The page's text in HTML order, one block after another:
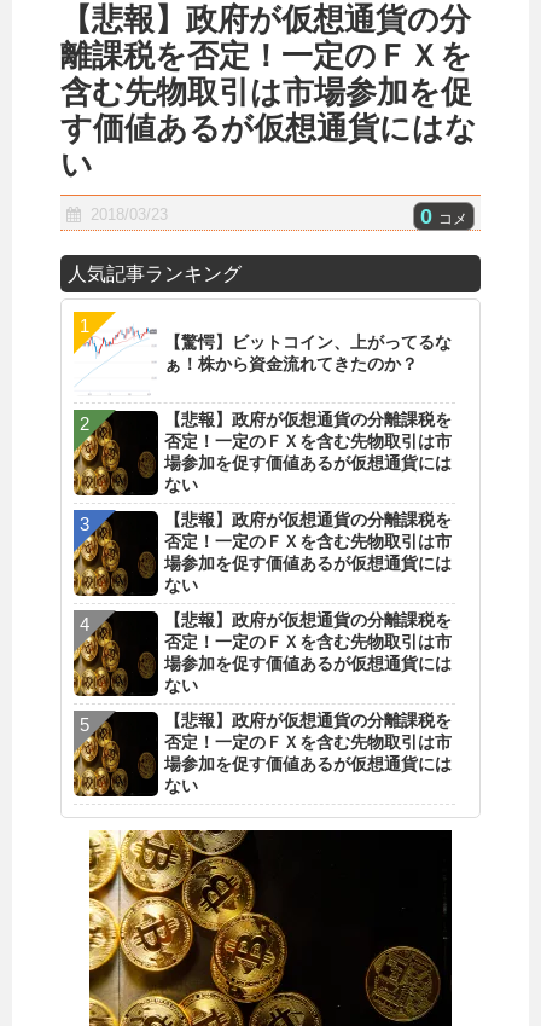
【悲報】政府が仮想通貨の分
離課税を否定！一定のＦＸを
含む先物取引は市場参加を促
す価値あるが仮想通貨にはな
い
2018/03/23 0 コメ
人気記事ランキング
【驚愕】ビットコイン、上がってるな
ぁ！株から資金流れてきたのか？
【悲報】政府が仮想通貨の分離課税を
否定！一定のＦＸを含む先物取引は市
場参加を促す価値あるが仮想通貨には
ない
【悲報】政府が仮想通貨の分離課税を
否定！一定のＦＸを含む先物取引は市
場参加を促す価値あるが仮想通貨には
ない
【悲報】政府が仮想通貨の分離課税を
否定！一定のＦＸを含む先物取引は市
場参加を促す価値あるが仮想通貨には
ない
【悲報】政府が仮想通貨の分離課税を
否定！一定のＦＸを含む先物取引は市
場参加を促す価値あるが仮想通貨には
ない